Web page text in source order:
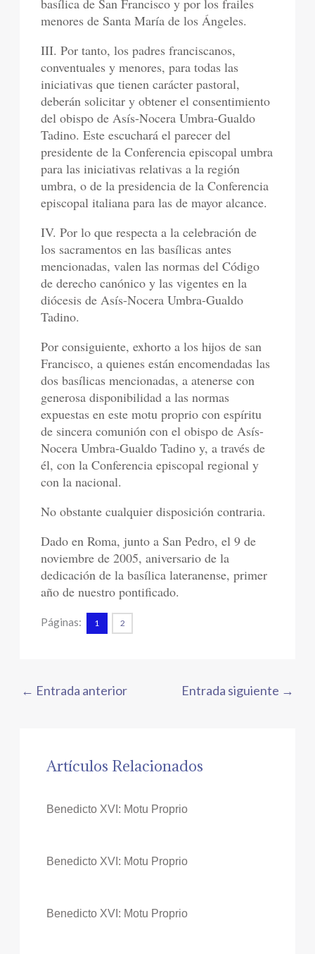
basílica de San Francisco y por los frailes
menores de Santa María de los Ángeles.
III. Por tanto, los padres franciscanos,
conventuales y menores, para todas las
iniciativas que tienen carácter pastoral,
deberán solicitar y obtener el consentimiento
del obispo de Asís-Nocera Umbra-Gualdo
Tadino. Este escuchará el parecer del
presidente de la Conferencia episcopal umbra
para las iniciativas relativas a la región
umbra, o de la presidencia de la Conferencia
episcopal italiana para las de mayor alcance.
IV. Por lo que respecta a la celebración de
los sacramentos en las basílicas antes
mencionadas, valen las normas del Código
de derecho canónico y las vigentes en la
diócesis de Asís-Nocera Umbra-Gualdo
Tadino.
Por consiguiente, exhorto a los hijos de san
Francisco, a quienes están encomendadas las
dos basílicas mencionadas, a atenerse con
generosa disponibilidad a las normas
expuestas en este motu proprio con espíritu
de sincera comunión con el obispo de Asís-
Nocera Umbra-Gualdo Tadino y, a través de
él, con la Conferencia episcopal regional y
con la nacional.
No obstante cualquier disposición contraria.
Dado en Roma, junto a San Pedro, el 9 de
noviembre de 2005, aniversario de la
dedicación de la basílica lateranense, primer
año de nuestro pontificado.
Páginas: 1 2
← Entrada anterior Entrada siguiente →
Artículos Relacionados
Benedicto XVI: Motu Proprio
Benedicto XVI: Motu Proprio
Benedicto XVI: Motu Proprio